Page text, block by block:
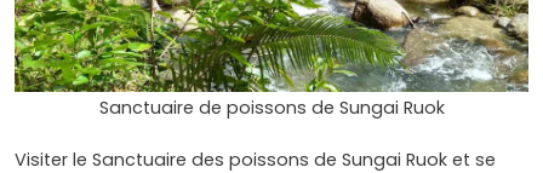
Sanctuaire de poissons de Sungai Ruok
Visiter le Sanctuaire des poissons de Sungai Ruok et se